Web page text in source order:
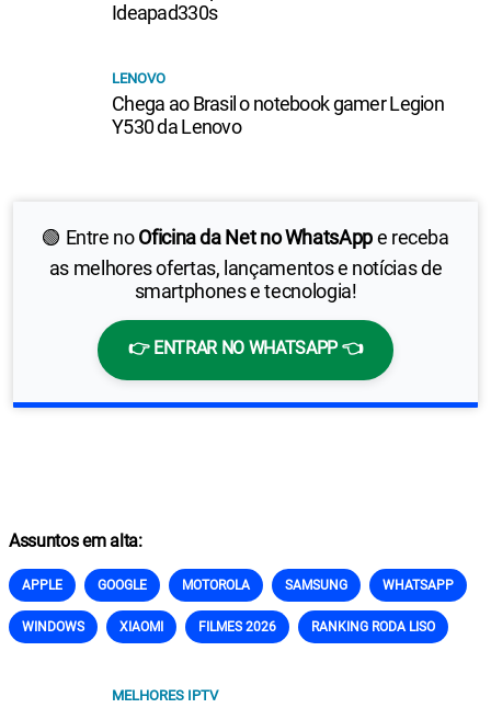
🟢 Entre noOficina da Net no WhatsAppe receba
as melhores ofertas, lançamentos e notícias de
smartphones e tecnologia!
👉 ENTRAR NO WHATSAPP 👈
Ideapad330s
LENOVO
Chega ao Brasil o notebook gamer Legion
Y530 da Lenovo
Assuntos em alta:
APPLE GOOGLE MOTOROLA SAMSUNG WHATSAPP
WINDOWS XIAOMI FILMES 2026 RANKING RODA LISO
MELHORES IPTV